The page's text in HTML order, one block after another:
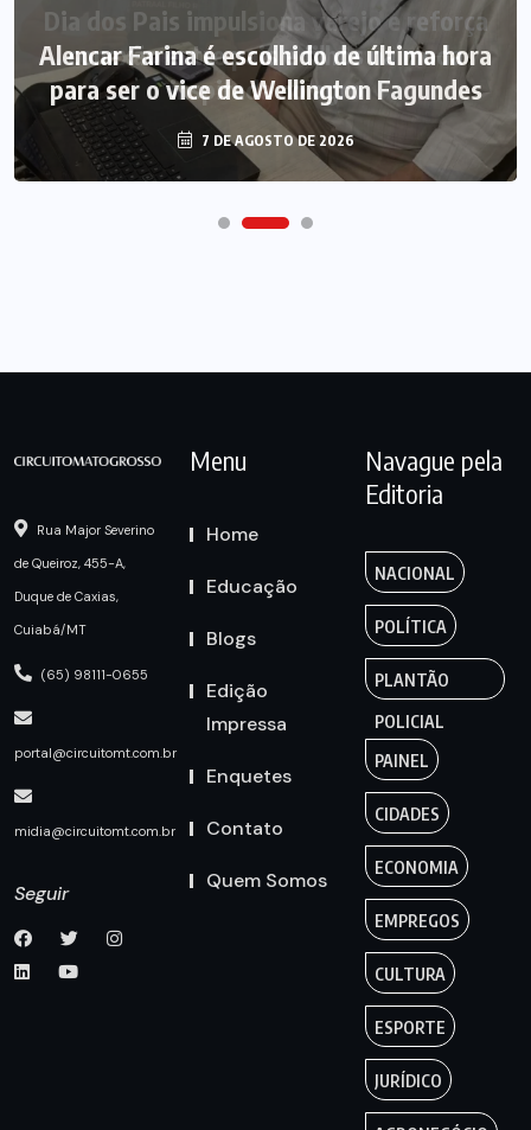
Alencar Farina é escolhido de última hora
para ser o vice de Wellington Fagundes
7 DE AGOSTO DE 2026
Rua Major Severino
de Queiroz, 455-A,
Duque de Caxias,
Cuiabá/MT
(65) 98111-0655
portal@circuitomt.com.br
midia@circuitomt.com.br
Seguir
Menu
Home
Educação
Blogs
Edição
Impressa
Enquetes
Contato
Quem Somos
Navague pela
Editoria
NACIONAL
POLÍTICA
PLANTÃO
POLICIAL
PAINEL
CIDADES
ECONOMIA
EMPREGOS
CULTURA
ESPORTE
JURÍDICO